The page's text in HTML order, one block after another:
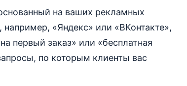
на ваших рекламных
«Яндекс» или «ВКонтакте»,
первый заказ» или «бесплатная
по которым клиенты вас